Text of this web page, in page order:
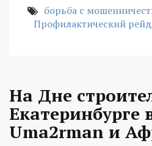
борьба с
Профилактический рейд
На Дне
Екатеринбурге
Uma2rman и